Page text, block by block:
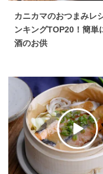
カニカマのおつまみレ
ンキングTOP20！簡単
酒のお供